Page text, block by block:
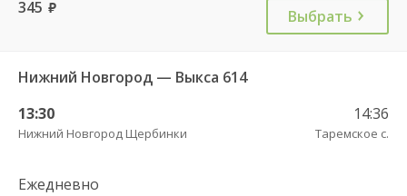
345 руб. Выбрать
Нижний Новгород — Выкса 614
13:30
Нижний Новгород Щербинки
14:36
Таремское с.
Ежедневно